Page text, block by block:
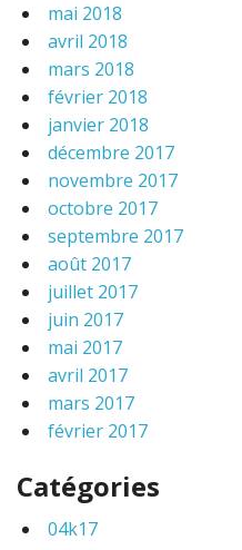
mai 2018
avril 2018
mars 2018
février 2018
janvier 2018
décembre 2017
novembre 2017
octobre 2017
septembre 2017
août 2017
juillet 2017
juin 2017
mai 2017
avril 2017
mars 2017
février 2017
Catégories
04k17